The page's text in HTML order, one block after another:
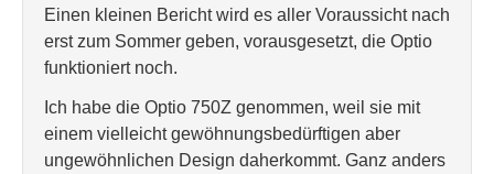
Einen kleinen Bericht wird es aller Voraussicht nach
erst zum Sommer geben, vorausgesetzt, die Optio
funktioniert noch.
Ich habe die Optio 750Z genommen, weil sie mit
einem vielleicht gewöhnungsbedürftigen aber
ungewöhnlichen Design daherkommt. Ganz anders